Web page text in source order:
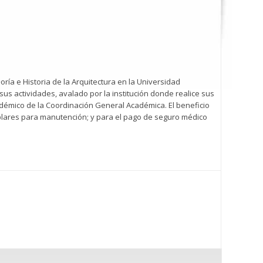
e Historia de la Arquitectura en la Universidad
actividades, avalado por la institución donde realice sus
de la Coordinación General Académica. El beneficio
para manutención; y para el pago de seguro médico